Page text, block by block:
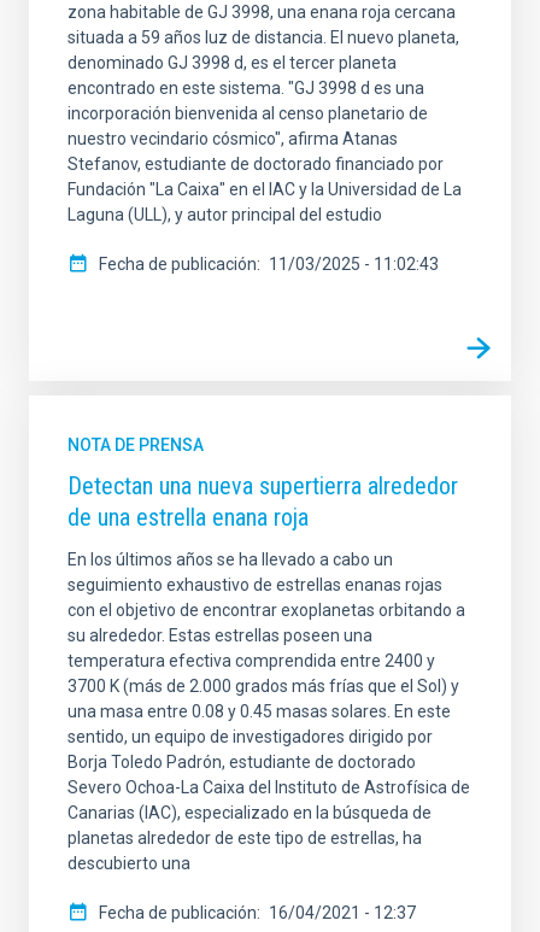
zona habitable de GJ 3998, una enana roja cercana
situada a 59 años luz de distancia. El nuevo planeta,
denominado GJ 3998 d, es el tercer planeta
encontrado en este sistema. "GJ 3998 d es una
incorporación bienvenida al censo planetario de
nuestro vecindario cósmico", afirma Atanas
Stefanov, estudiante de doctorado financiado por
Fundación "La Caixa" en el IAC y la Universidad de La
Laguna (ULL), y autor principal del estudio
Fecha de publicación 11/03/2025 - 11:02:43
NOTA DE PRENSA
Detectan una nueva supertierra alrededor
de una estrella enana roja
En los últimos años se ha llevado a cabo un
seguimiento exhaustivo de estrellas enanas rojas
con el objetivo de encontrar exoplanetas orbitando a
su alrededor. Estas estrellas poseen una
temperatura efectiva comprendida entre 2400 y
3700 K (más de 2.000 grados más frías que el Sol) y
una masa entre 0.08 y 0.45 masas solares. En este
sentido, un equipo de investigadores dirigido por
Borja Toledo Padrón, estudiante de doctorado
Severo Ochoa-La Caixa del Instituto de Astrofísica de
Canarias (IAC), especializado en la búsqueda de
planetas alrededor de este tipo de estrellas, ha
descubierto una
Fecha de publicación 16/04/2021 - 12:37